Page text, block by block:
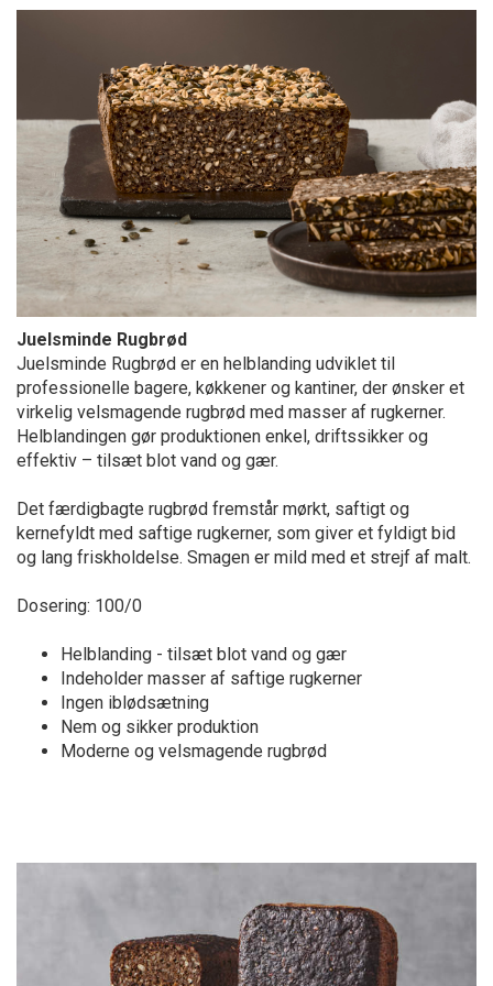
Juelsminde Rugbrød
Juelsminde Rugbrød er en helblanding udviklet til
professionelle bagere, køkkener og kantiner, der ønsker et
virkelig velsmagende rugbrød med masser af rugkerner.
Helblandingen gør produktionen enkel, driftssikker og
effektiv – tilsæt blot vand og gær.
Det færdigbagte rugbrød fremstår mørkt, saftigt og
kernefyldt med saftige rugkerner, som giver et fyldigt bid
og lang friskholdelse. Smagen er mild med et strejf af malt.
Dosering: 100/0
Helblanding - tilsæt blot vand og gær
Indeholder masser af saftige rugkerner
Ingen iblødsætning
Nem og sikker produktion
Moderne og velsmagende rugbrød